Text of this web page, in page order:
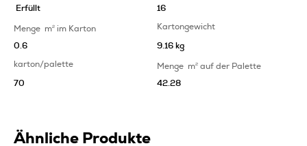
Erfüllt 16
Menge m2 im Karton
0.6
Kartongewicht
9.16 kg
karton/palette
70
Mengem2 auf der Palette
42.28
Ähnliche Produkte